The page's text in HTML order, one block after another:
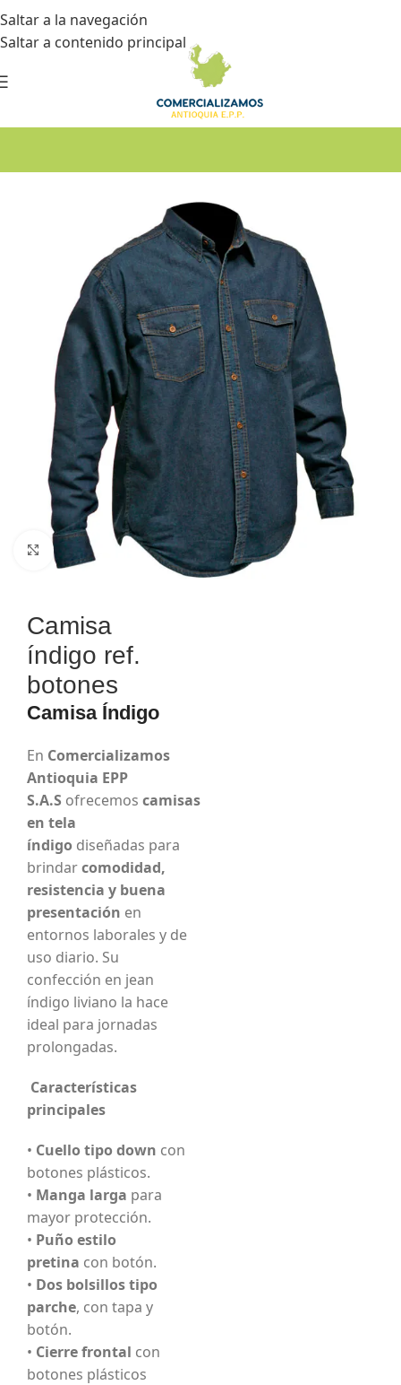
Saltar a la navegación
Saltar a contenido principal
Haga Click para agrandar
Camisa
índigo ref.
botones
Camisa Índigo
En Comercializamos
Antioquia EPP
S.A.S ofrecemos camisas
en tela
índigo diseñadas para
brindarcomodidad,
resistencia y buena
presentación en
entornos laborales y de
uso diario. Su
confección en jean
índigo liviano la hace
ideal para jornadas
prolongadas.
Características
principales
• Cuello tipo down con
botones plásticos.
• Manga larga para
mayor protección.
• Puño estilo
pretina con botón.
• Dos bolsillos tipo
parche, con tapa y
botón.
• Cierre frontal con
botones plásticos